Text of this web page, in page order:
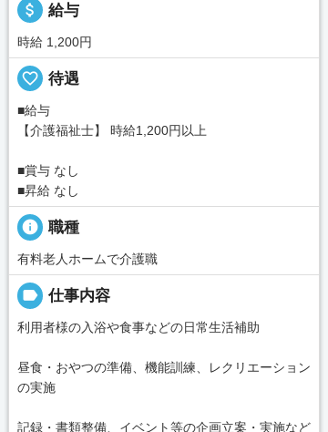
attach_money 給与
時給 1,200円
favorite_border 待遇
■給与
【介護福祉士】 時給1,200円以上
■賞与 なし
■昇給 なし
info 職種
有料老人ホームで介護職
label 仕事内容
利用者様の入浴や食事などの日常生活補助
昼食・おやつの準備、機能訓練、レクリエーション
の実施
記録・書類整備、イベント等の企画立案・実施など